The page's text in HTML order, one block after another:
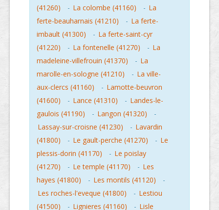
(41260)
- La colombe (41160) - La
ferte-beauharnais (41210)
- La ferte-
imbault (41300)
- La ferte-saint-cyr
(41220)
- La fontenelle (41270) - La
madeleine-villefrouin (41370)
- La
marolle-en-sologne (41210)
- La ville-
aux-clercs (41160)
- Lamotte-beuvron
(41600)
- Lance (41310) - Landes-le-
gaulois (41190)
- Langon (41320)
-
Lassay-sur-croisne (41230)
- Lavardin
(41800)
- Le gault-perche (41270) - Le
plessis-dorin (41170)
- Le poislay
(41270)
- Le temple (41170) - Les
hayes (41800)
- Les montils (41120)
-
Les roches-l'eveque (41800)
- Lestiou
(41500)
- Lignieres (41160) - Lisle